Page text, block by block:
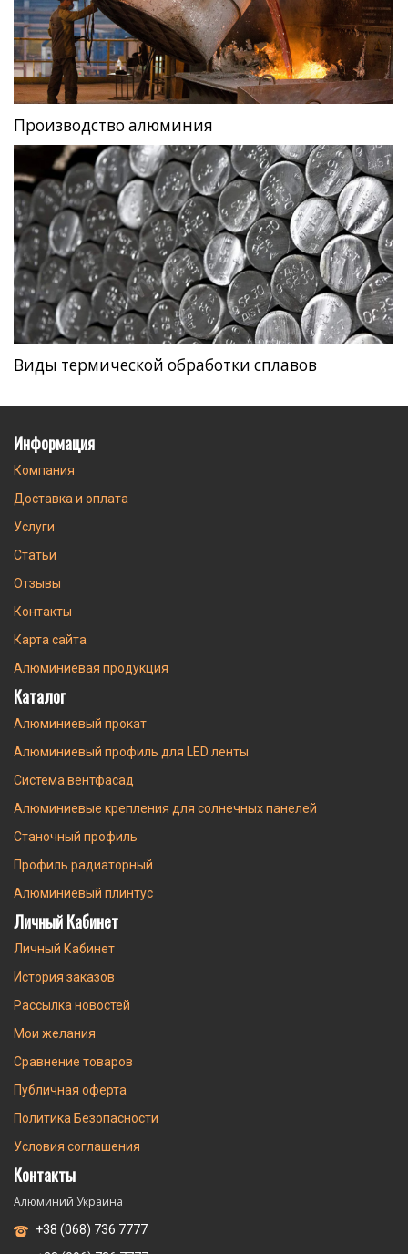
Производство алюминия
Виды термической обработки сплавов
Информация
Компания
Доставка и оплата
Услуги
Статьи
Отзывы
Контакты
Карта сайта
Алюминиевая продукция
Каталог
Алюминиевый прокат
Алюминиевый профиль для LED ленты
Система вентфасад
Алюминиевые крепления для солнечных панелей
Станочный профиль
Профиль радиаторный
Алюминиевый плинтус
Личный Кабинет
Личный Кабинет
История заказов
Рассылка новостей
Мои желания
Сравнение товаров
Публичная оферта
Политика Безопасности
Условия соглашения
Контакты
Алюминий Украина
+38 (068) 736 7777